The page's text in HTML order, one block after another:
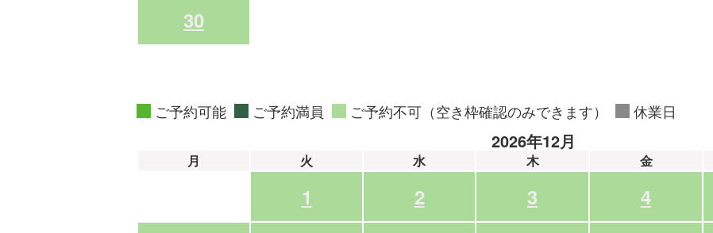
30
ご予約可能 ご予約満員 ご予約不可（空き枠確認のみできます） 休業日
2026年12月
月 火 水 木 金
1 2 3 4